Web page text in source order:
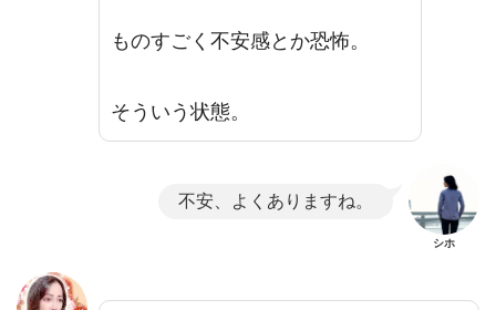
ものすごく不安感とか恐怖。
そういう状態。
不安、よくありますね。
シホ